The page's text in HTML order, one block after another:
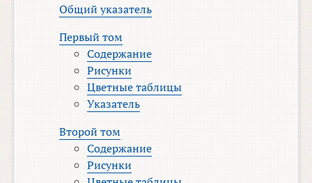
Общий указатель
Первый том
Содержание
Рисунки
Цветные таблицы
Указатель
Второй том
Содержание
Рисунки